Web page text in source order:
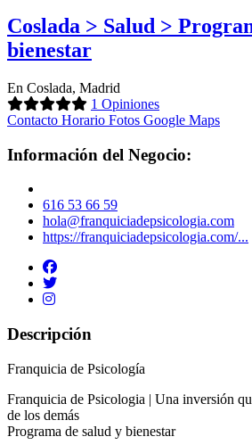
Coslada > Salud >
bienestar
En Coslada, Madrid
1 Opiniones
Contacto Horario Fotos Google Maps
Información del Negocio:
616 53 66 59
hola@franquiciadepsicologia.com
https://franquiciadepsicologia.com/...
Descripción
Franquicia de Psicología
Franquicia de Psicologia | Una inversión
de los demás
Programa de salud y bienestar